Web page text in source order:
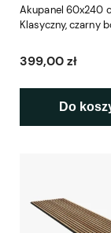
Akupanel 60x240
Klasyczny, czarny
399,00 zł
Do